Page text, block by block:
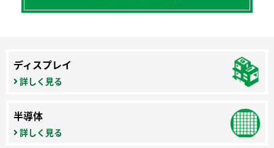
ディスプレイ
詳しく見る
半導体
詳しく見る